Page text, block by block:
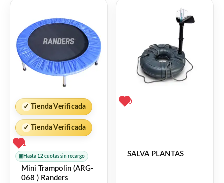
✓ Tienda Verificada
✓ Tienda Verificada
1
▣ Hasta 12 cuotas sin recargo
Mini Trampolin (ARG-
068 ) Randers
0
SALVA PLANTAS